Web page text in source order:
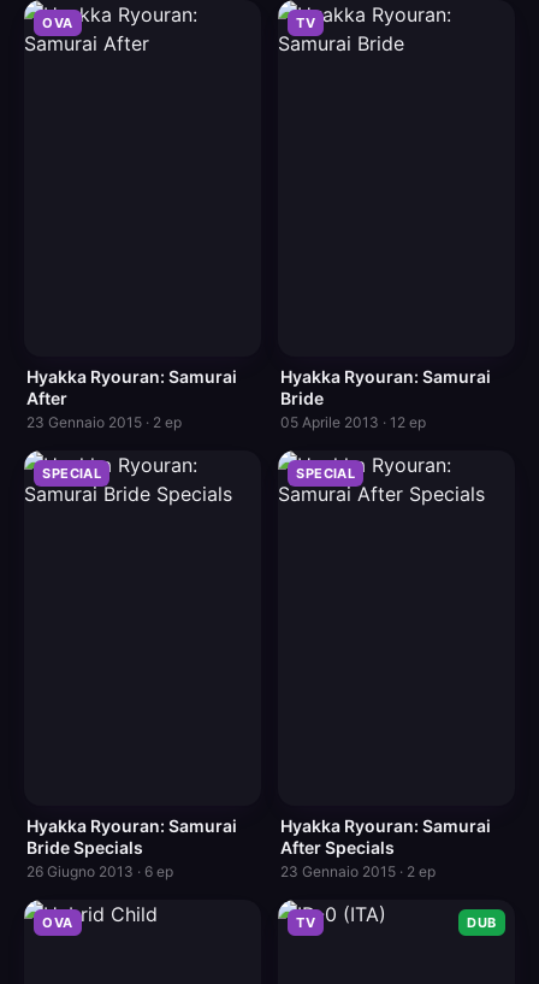
OVA
Hyakka Ryouran: Samurai
After
23 Gennaio 2015 · 2 ep
TV
Hyakka Ryouran: Samurai
Bride
05 Aprile 2013 · 12 ep
SPECIAL
Hyakka Ryouran: Samurai
Bride Specials
26 Giugno 2013 · 6 ep
SPECIAL
Hyakka Ryouran: Samurai
After Specials
23 Gennaio 2015 · 2 ep
OVA TV DUB